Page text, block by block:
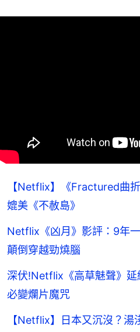
【Netflix】《Fractured曲
媲美《不赦島》
Netflix《凶月》影評：9年
顛倒穿越勁燒腦
深伏!Netflix《高草魅聲》
必變爛片魔咒
【Netflix】日本又沉沒？湯